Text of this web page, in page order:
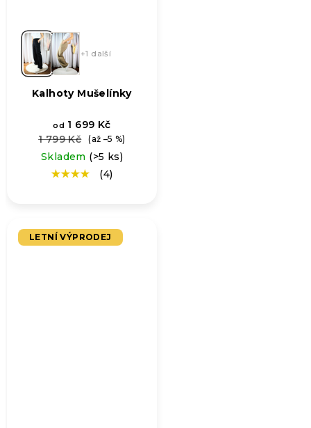
+1 další
Kalhoty Mušelínky
od 1 699 Kč
1 799 Kč
(až –5 %)
Skladem (>5 ks)
Průměrné
4,8
z
(4)
LETNÍ VÝPRODEJ